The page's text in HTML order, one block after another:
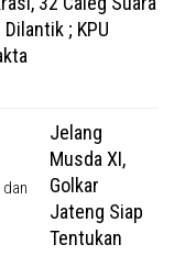
; KPU
Jelang
Musda XI,
Golkar
Jateng Siap
Tentukan